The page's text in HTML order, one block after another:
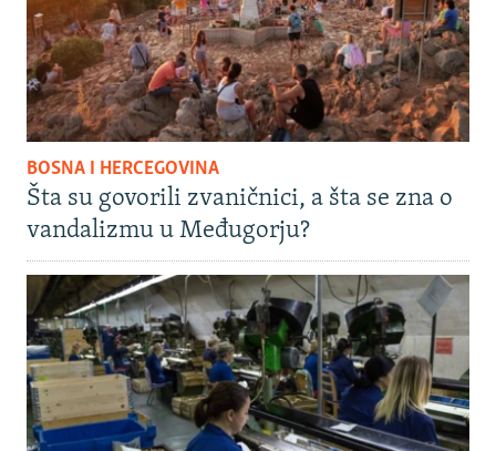
BOSNA I HERCEGOVINA
Šta su govorili zvaničnici, a šta se zna o
vandalizmu u Međugorju?